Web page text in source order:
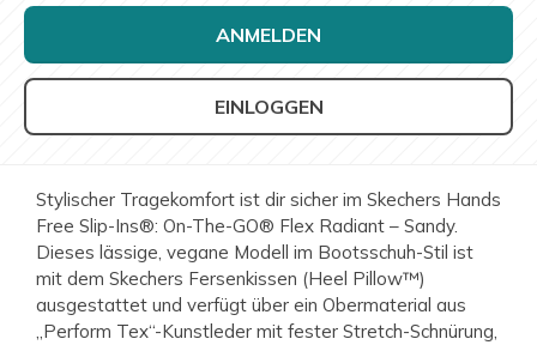
ANMELDEN
EINLOGGEN
Stylischer Tragekomfort ist dir sicher im Skechers Hands
Free Slip-Ins®: On-The-GO® Flex Radiant – Sandy.
Dieses lässige, vegane Modell im Bootsschuh-Stil ist
mit dem Skechers Fersenkissen (Heel Pillow™)
ausgestattet und verfügt über ein Obermaterial aus
„Perform Tex“-Kunstleder mit fester Stretch-Schnürung,